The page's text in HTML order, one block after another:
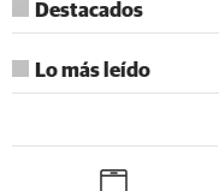
Destacados
Lo más leído